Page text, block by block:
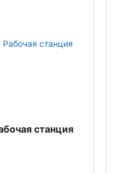
станция